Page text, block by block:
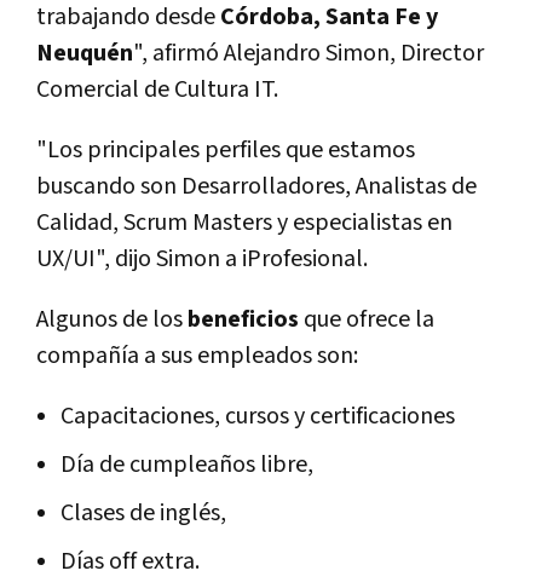
trabajando desdeCórdoba, Santa Fe y
Neuquén", afirmó Alejandro Simon, Director
Comercial de Cultura IT.
"Los principales perfiles que estamos
buscando son Desarrolladores, Analistas de
Calidad, Scrum Masters y especialistas en
UX/UI", dijo Simon a iProfesional.
Algunos de losbeneficios que ofrece la
compañía a sus empleados son:
Capacitaciones, cursos y certificaciones
Día de cumpleaños libre,
Clases de inglés,
Días off extra.